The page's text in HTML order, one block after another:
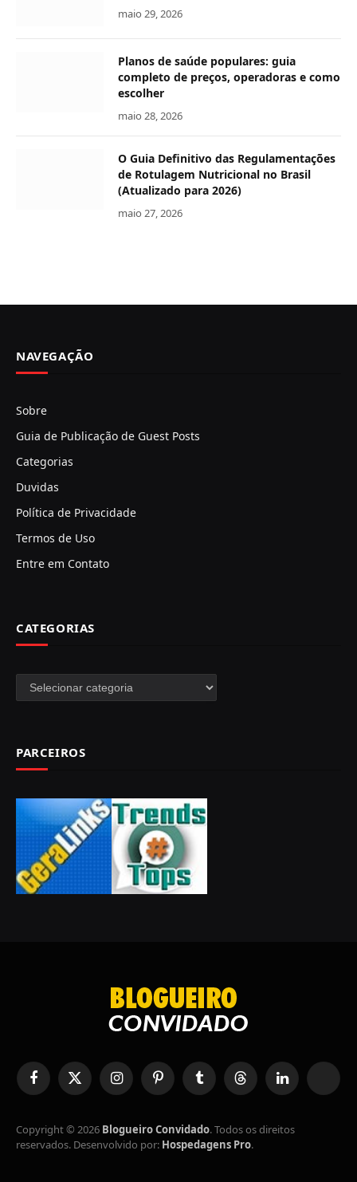
maio 29, 2026
Planos de saúde populares: guia
completo de preços, operadoras e como
escolher
maio 28, 2026
O Guia Definitivo das Regulamentações
de Rotulagem Nutricional no Brasil
(Atualizado para 2026)
maio 27, 2026
NAVEGAÇÃO
Sobre
Guia de Publicação de Guest Posts
Categorias
Duvidas
Política de Privacidade
Termos de Uso
Entre em Contato
CATEGORIAS
Categorias
PARCEIROS
FacebookX
(Twitter)
InstagramPinterestTumblr Tópicos LinkedIn RSS
Copyright © 2026 Blogueiro Convidado. Todos os direitos
reservados. Desenvolvido por: Hospedagens Pro.